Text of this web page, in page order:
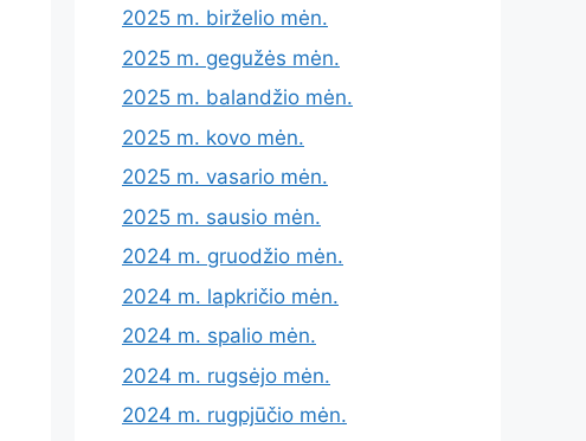
2025 m. birželio mėn.
2025 m. gegužės mėn.
2025 m. balandžio mėn.
2025 m. kovo mėn.
2025 m. vasario mėn.
2025 m. sausio mėn.
2024 m. gruodžio mėn.
2024 m. lapkričio mėn.
2024 m. spalio mėn.
2024 m. rugsėjo mėn.
2024 m. rugpjūčio mėn.